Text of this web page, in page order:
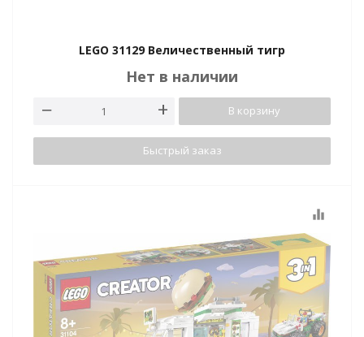
LEGO 31129 Величественный тигр
Нет в наличии
В корзину
Быстрый заказ
equalizer